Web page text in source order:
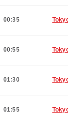
00:35
00:55
01:30
01:55